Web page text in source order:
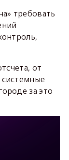
требовать
от
за это